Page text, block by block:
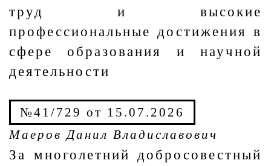
труд и высокие
профессиональные достижения в
сфере образования и научной
деятельности
№41/729 от 15.07.2026
Маеров Данил Владиславович
За многолетний добросовестный